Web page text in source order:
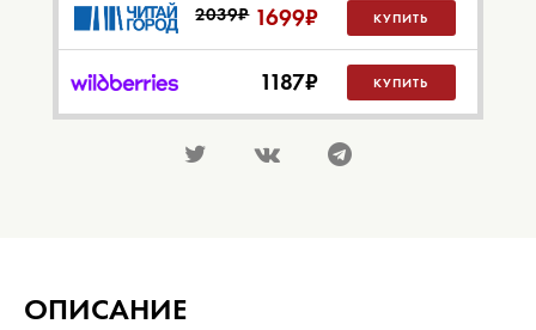
2039₽ 1699₽ КУПИТЬ
1187₽ КУПИТЬ
ОПИСАНИЕ